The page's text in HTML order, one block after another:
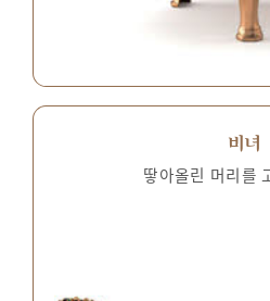
비녀
땋아올린 머리를